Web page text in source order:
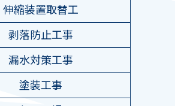
伸縮装置取替工
剥落防止工事
漏水対策工事
塗装工事